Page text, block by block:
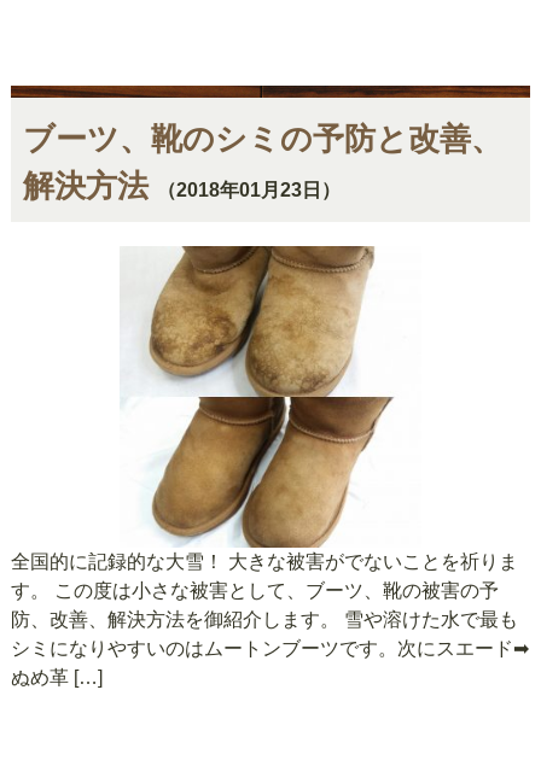
ブーツ、靴のシミの予防と改善、
解決方法
（2018年01月23日）
全国的に記録的な大雪！ 大きな被害がでないことを祈りま
す。 この度は小さな被害として、ブーツ、靴の被害の予
防、改善、解決方法を御紹介します。 雪や溶けた水で最も
シミになりやすいのはムートンブーツです。次にスエード➡
ぬめ革 […]